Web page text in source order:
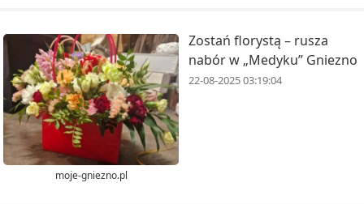
moje-gniezno.pl
Zostań florystą – rusza
nabór w „Medyku” Gniezno
22-08-2025 03:19:04